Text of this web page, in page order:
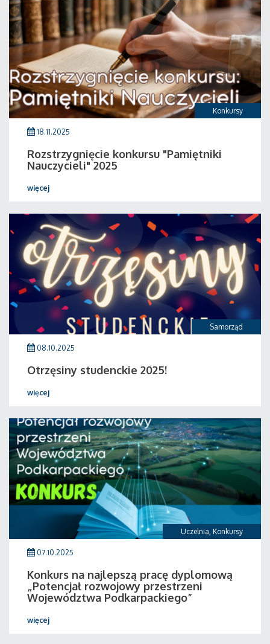
Konkursy
18.11.2025
Rozstrzygnięcie konkursu "Pamiętniki
Nauczycieli" 2025
więcej
Samorząd
08.10.2025
Otrzęsiny studenckie 2025!
więcej
Uczelnia, Konkursy
07.10.2025
Konkurs na najlepszą pracę dyplomową
„Potencjał rozwojowy przestrzeni
Województwa Podkarpackiego”
więcej